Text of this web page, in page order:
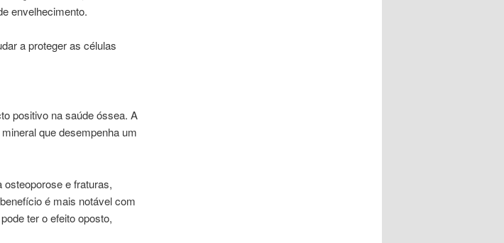
envelhecimento.
a proteger as células
positivo na saúde óssea. A
que desempenha um
e fraturas,
é mais notável com
ter o efeito oposto,